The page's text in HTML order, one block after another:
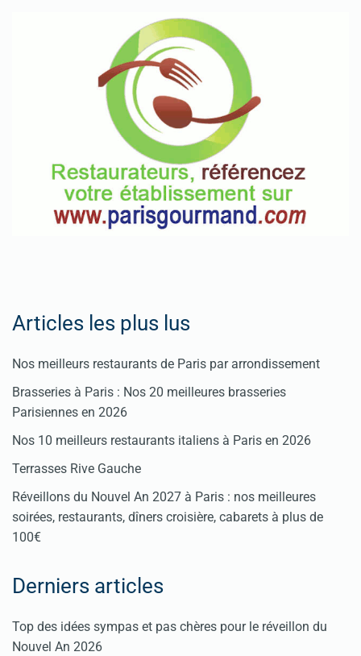
Articles les plus lus
Nos meilleurs restaurants de Paris par arrondissement
Brasseries à Paris : Nos 20 meilleures brasseries
Parisiennes en 2026
Nos 10 meilleurs restaurants italiens à Paris en 2026
Terrasses Rive Gauche
Réveillons du Nouvel An 2027 à Paris : nos meilleures
soirées, restaurants, dîners croisière, cabarets à plus de
100€
Derniers articles
Top des idées sympas et pas chères pour le réveillon du
Nouvel An 2026